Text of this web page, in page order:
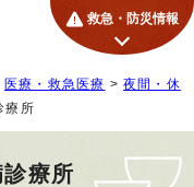
救急・防災情報
医療・救急医療 >夜間・休
療所
療所